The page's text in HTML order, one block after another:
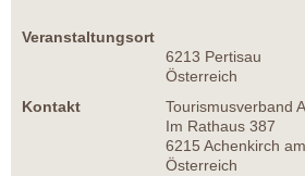
Veranstaltungsort
6213 Pertisau
Österreich
Kontakt
Tourismusverband
Im Rathaus 387
6215 Achenkirch
Österreich